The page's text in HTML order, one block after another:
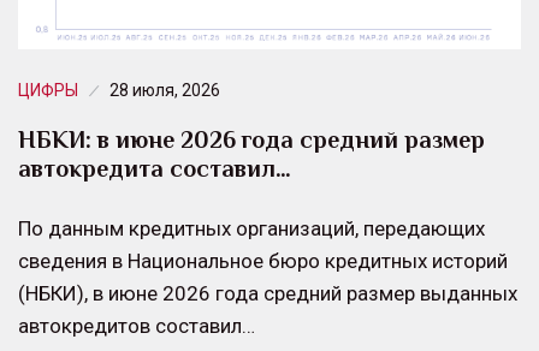
ЦИФРЫ 28 июля, 2026
НБКИ: в июне 2026 года средний размер
автокредита составил…
По данным кредитных организаций, передающих
сведения в Национальное бюро кредитных историй
(НБКИ), в июне 2026 года средний размер выданных
автокредитов составил…